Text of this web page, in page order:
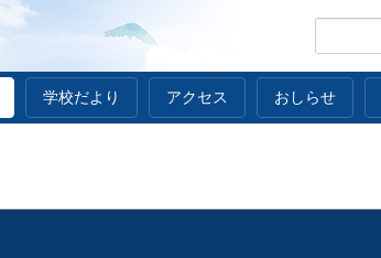
学校だより アクセス おしらせ